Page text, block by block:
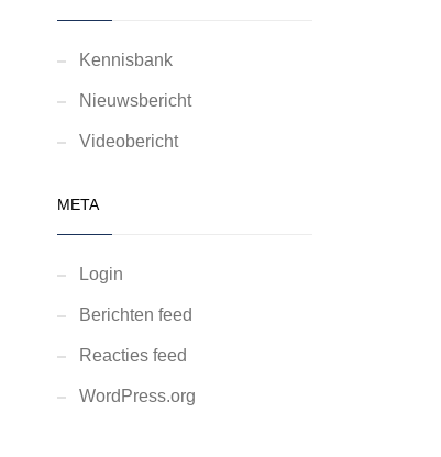
Kennisbank
Nieuwsbericht
Videobericht
META
Login
Berichten feed
Reacties feed
WordPress.org